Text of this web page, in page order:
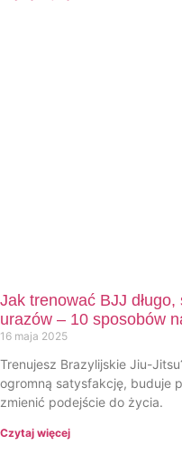
Jak trenować BJJ
urazów – 10 sposobów
16 maja 2025
Trenujesz Brazylijskie Jiu-
ogromną satysfakcję, buduje
zmienić podejście do życia.
Czytaj więcej